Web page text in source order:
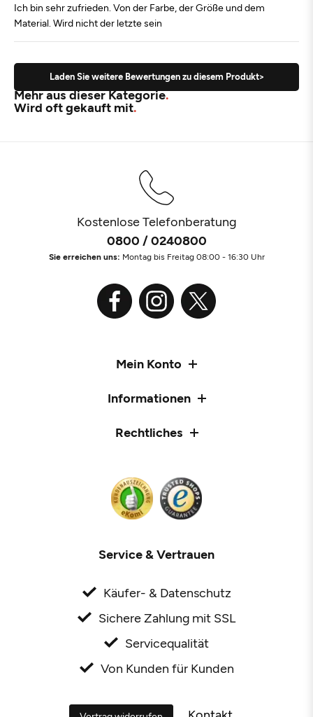
Ich bin sehr zufrieden. Von der Farbe, der Größe und dem
Material. Wird nicht der letzte sein
Laden Sie weitere Bewertungen zu diesem Produkt>
Mehr aus dieser Kategorie
Wird oft gekauft mit
Kostenlose Telefonberatung
0800 / 0240800
Sie erreichen uns: Montag bis Freitag 08:00 - 16:30 Uhr
Mein Konto
Informationen
Rechtliches
Service & Vertrauen
Käufer- & Datenschutz
Sichere Zahlung mit SSL
Servicequalität
Von Kunden für Kunden